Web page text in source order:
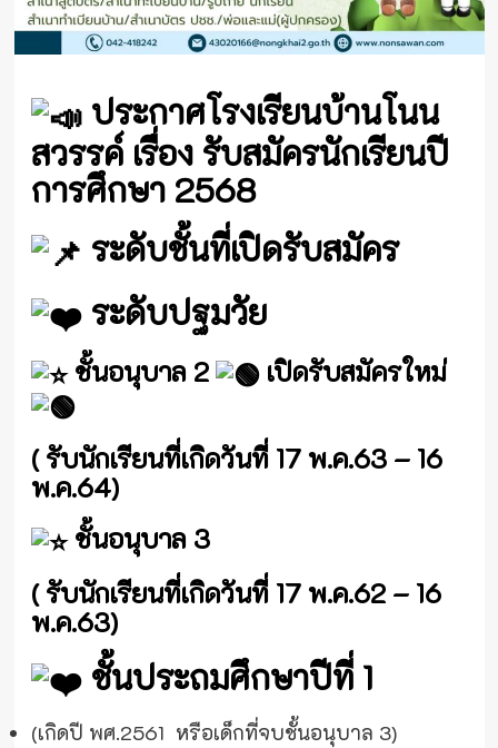
ประกาศโรงเรียนบ้านโนน
สวรรค์ เรื่อง รับสมัครนักเรียนปี
การศึกษา 2568
ระดับชั้นที่เปิดรับสมัคร
ระดับปฐมวัย
ชั้นอนุบาล 2 เปิดรับสมัครใหม่
( รับนักเรียนที่เกิดวันที่ 17 พ.ค.63 – 16
พ.ค.64)
ชั้นอนุบาล 3
( รับนักเรียนที่เกิดวันที่ 17 พ.ค.62 – 16
พ.ค.63)
ชั้นประถมศึกษาปีที่ 1
(เกิดปี พศ.2561 หรือเด็กที่จบชั้นอนุบาล 3)